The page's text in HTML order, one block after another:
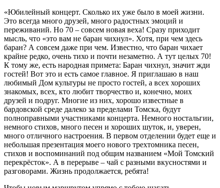
«Юбилейный концерт. Сколько их уже было в моей жизни.
Это всегда много друзей, много радостных эмоций и
переживаний. Но 70 – совсем новая веха! Сразу приходит
мысль, что «это вам не баран чихнул». Хотя, при чем здесь
баран? А совсем даже при чем. Известно, что баран чихает
крайне редко, очень тихо и почти незаметно. А тут целых 70!
К тому же, есть народная примета: Баран чихнул, значит жди
гостей! Вот это и есть самое главное. Я приглашаю в наш
любимый Дом культуры не просто гостей, а всех хороших
знакомых, всех, кто любит творчество и, конечно, моих
друзей и подруг. Многие из них, хорошо известные в
бардовской среде далеко за пределами Томска, будут
полноправными участниками концерта. Немного ностальгии,
немного стихов, много песен и хороших шуток, и, уверен,
много отличного настроения. В первом отделении будет еще и
небольшая презентация моего нового трехтомника песен,
стихов и воспоминаний под общим названием «Мой Томский
перекрёсток». А в перерыве – чай с разными вкусностями и
разговорами. Жизнь продолжается, ребята!